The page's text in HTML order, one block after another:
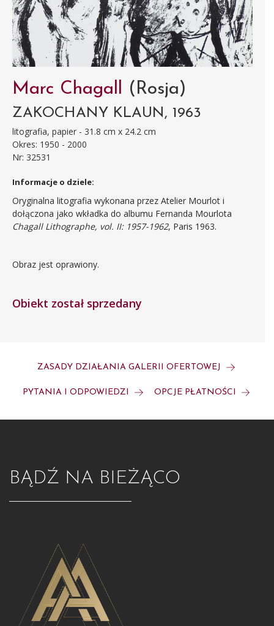
Marc Chagall (Rosja)
ZAKOCHANY KLAUN, 1963
litografia, papier - 31.8 cm x 24.2 cm
Okres: 1950 - 2000
Nr: 32531
Informacje o dziele:
Oryginalna litografia wykonana przez Atelier Mourlot i
dołączona jako wkładka do albumu Fernanda Mourlota
Chagall Lithographe, vol. II: 1957-1962, Paris 1963.
Obraz jest oprawiony.
Obiekt został sprzedany
ZASADY DZIAŁANIA GALERII OFERTOWEJ
PYTANIA I ODPOWIEDZI OPCJE PŁATNOŚCI
BĄDŹ NA BIEŻĄCO